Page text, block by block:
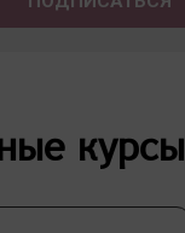
курсы